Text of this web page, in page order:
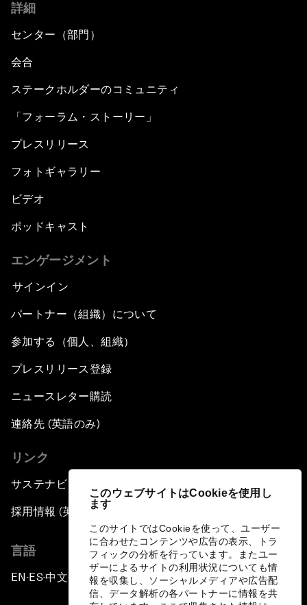
このウェブサイトはCookieを使用し
ます
このサイトではCookieを使って、ユーザー
に合わせたコンテンツや広告の表示、トラ
フィックの分析を行っています。またユー
ザーによるサイトの利用状況についても情
報を収集し、ソーシャルメディアや広告配
信、データ解析の各パートナーに情報を共
詳細
センター（部門）
会合
ステークホルダーのコミュニティ
「フォーラム・ストーリー」
プレスリリース
フォトギャラリー
ビデオ
ポッドキャスト
エンゲージメント
サインイン
パートナー（組織）について
参加する（個人、組織）
プレスリリース登録
ニュースレター購読
連絡先 (英語のみ)
リンク
サステナビリティへの取り組み
採用情報 (英語のみ)
言語
EN ▪ES▪中文▪ 日本語